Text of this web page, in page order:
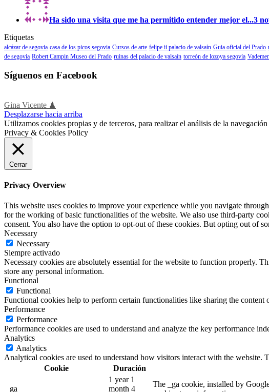
Ha sido una visita que me ha permitido entender mejor el...3
Etiquetas
alcázar de segovia casa de los picos segovia Cursos de arte felipe ii palacio de valsaín Guia oficial del Prado
de segovia Robert Campin Museo del Prado ruinas del palacio de valsaín torreón de lozoya segovía
Síguenos en Facebook
Gina Vicente ♟
Desplazarse hacia arriba
Utilizamos cookies propias y de terceros, para realizar el análisis de la
Privacy & Cookies Policy
Cerrar
Privacy Overview
This website uses cookies to improve your experience while you navigate
for the working of basic functionalities of the website. We also use third-party
consent. You also have the option to opt-out of these cookies. But opting out of
Necessary
Necessary
Siempre activado
Necessary cookies are absolutely essential for the website to function properly.
store any personal information.
Functional
Functional
Functional cookies help to perform certain functionalities like sharing the
Performance
Performance
Performance cookies are used to understand and analyze the key performance
Analytics
Analytics
Analytical cookies are used to understand how visitors interact with the
Cookie
Duración
_ga
1 year 1
month 4
The _ga cookie, installed by